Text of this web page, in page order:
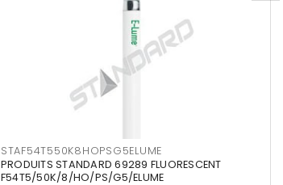
STAF54T550K8HOPSG5ELUME
PRODUITS STANDARD 69289 FLUORESCENT
F54T5/50K/8/HO/PS/G5/ELUME